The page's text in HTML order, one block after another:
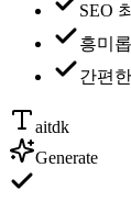
SEO
흥미
간편
aitdk
Generate